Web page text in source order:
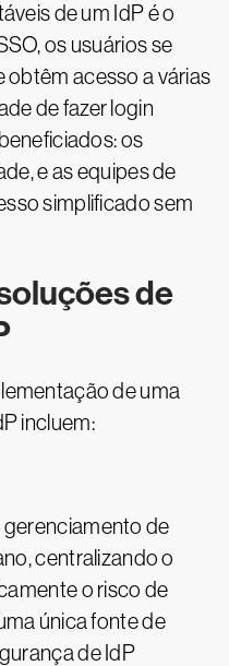
de um IdP é o
os usuários se
obtêm acesso a várias
de fazer login
os
e as equipes de
simplificado sem
de
de uma
incluem:
de
centralizando o
o risco de
única fonte de
de IdP